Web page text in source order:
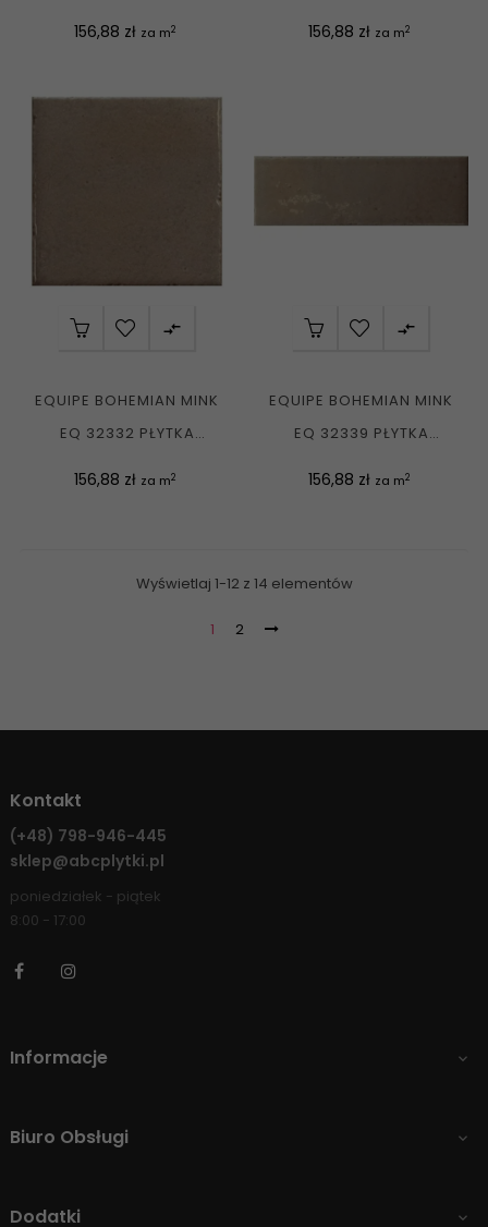
Cena
156,88 zł za m2 Cena
156,88 zł za m2

EQUIPE BOHEMIAN MINK
EQ 32332 PŁYTKA
Cena
156,88 zł za m2

EQUIPE BOHEMIAN MINK
EQ 32339 PŁYTKA
Cena
156,88 zł za m2
Wyświetlaj 1-12 z 14 elementów
1 2
Kontakt
(+48) 798-946-445
sklep@abcplytki.pl
poniedziałek - piątek
8:00 - 17:00
Facebook
Informacje 
Biuro Obsługi 
Dodatki 